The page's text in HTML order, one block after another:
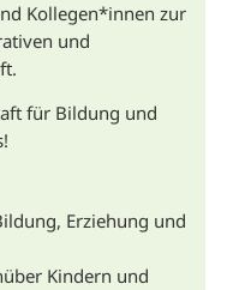
Kollegen*innen zur
und
für Bildung und
Erziehung und
Kindern und